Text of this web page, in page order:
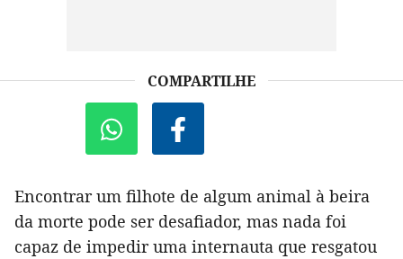
COMPARTILHE
Encontrar um filhote de algum animal à beira
da morte pode ser desafiador, mas nada foi
capaz de impedir uma internauta que resgatou